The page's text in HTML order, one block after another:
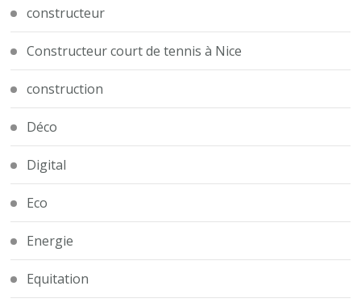
constructeur
Constructeur court de tennis à Nice
construction
Déco
Digital
Eco
Energie
Equitation